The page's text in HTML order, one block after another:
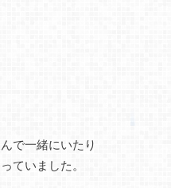
で一緒にいたり
ていました。